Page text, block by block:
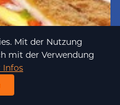
Mit der Nutzung
mit der Verwendung
Infos